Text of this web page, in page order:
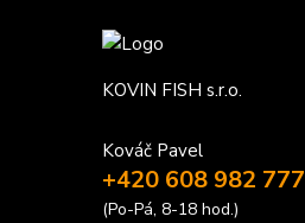
KOVIN FISH s.r.o.
Kováč Pavel
+420 608 982 777
(Po-Pá, 8-18 hod.)